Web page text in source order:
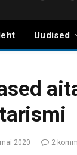
Uudised
2020 2